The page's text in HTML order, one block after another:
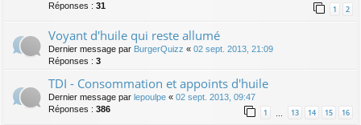
Réponses : 31 1 2
Voyant d'huile qui reste allumé
Dernier message par BurgerQuizz « 02 sept. 2013, 21:09
Réponses : 3
TDI - Consommation et appoints d'huile
Dernier message par lepoulpe « 02 sept. 2013, 09:47
Réponses : 386 1 … 13 14 15 16